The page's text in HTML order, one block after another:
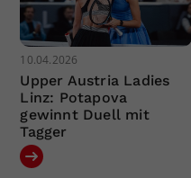
10.04.2026
Upper Austria Ladies
Linz: Potapova
gewinnt Duell mit
Tagger